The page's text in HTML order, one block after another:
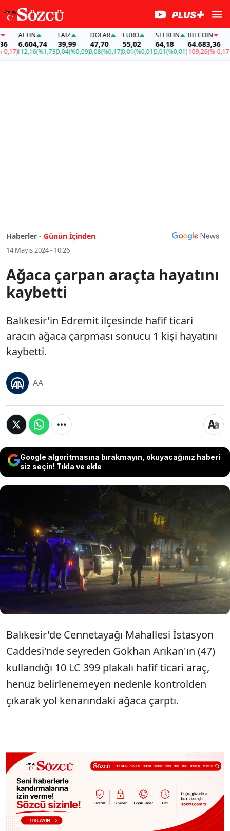
ALTIN
6.604,74
112,16(%1,73)
FAİZ
39,99
0,04(%0,09)
DOLAR
47,70
0,08(%0,17)
EURO
55,02
0,01(%0,01)
STERLIN
64,18
0,01(%0,01)
BITCOIN
64.683,36
-109,26(%-0,17)
Haberler - Günün İçinden
14 Mayıs 2024 - 10:26
Ağaca çarpan araçta hayatını
kaybetti
Balıkesir'in Edremit ilçesinde hafif ticari
aracın ağaca çarpması sonucu 1 kişi hayatını
kaybetti.
AA
Google algoritmasına bırakmayın, okuyacağınız haberi
siz seçin! Tıkla ve ekle
Balıkesir'in Edremit ilçesinde hafif
ticari aracın ağaca çarpması sonucu
1 kişi hayatını kaybetti.
Balıkesir'de Cennetayağı Mahallesi İstasyon
Caddesi'nde seyreden Gökhan Arıkan'ın (47)
kullandığı 10 LC 399 plakalı hafif ticari araç,
henüz belirlenemeyen nedenle kontrolden
çıkarak yol kenarındaki ağaca çarptı.